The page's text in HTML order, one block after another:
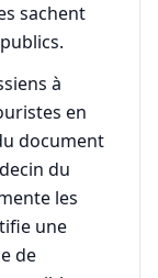
sachent
à
en
document
du
les
une
de